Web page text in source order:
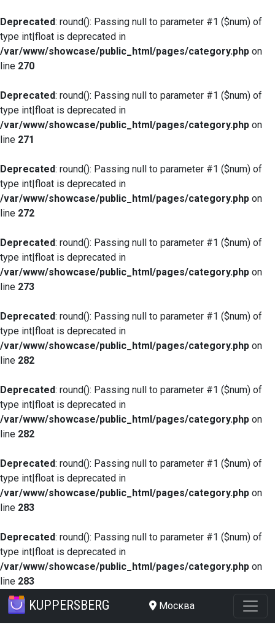
Deprecated: round(): Passing null to parameter #1 ($num) of
type int|float is deprecated in
/var/www/showcase/public_html/pages/category.php on
line 270
Deprecated: round(): Passing null to parameter #1 ($num) of
type int|float is deprecated in
/var/www/showcase/public_html/pages/category.php on
line 271
Deprecated: round(): Passing null to parameter #1 ($num) of
type int|float is deprecated in
/var/www/showcase/public_html/pages/category.php on
line 272
Deprecated: round(): Passing null to parameter #1 ($num) of
type int|float is deprecated in
/var/www/showcase/public_html/pages/category.php on
line 273
Deprecated: round(): Passing null to parameter #1 ($num) of
type int|float is deprecated in
/var/www/showcase/public_html/pages/category.php on
line 282
Deprecated: round(): Passing null to parameter #1 ($num) of
type int|float is deprecated in
/var/www/showcase/public_html/pages/category.php on
line 282
Deprecated: round(): Passing null to parameter #1 ($num) of
type int|float is deprecated in
/var/www/showcase/public_html/pages/category.php on
line 283
Deprecated: round(): Passing null to parameter #1 ($num) of
type int|float is deprecated in
/var/www/showcase/public_html/pages/category.php on
line 283
KUPPERSBERG Москва